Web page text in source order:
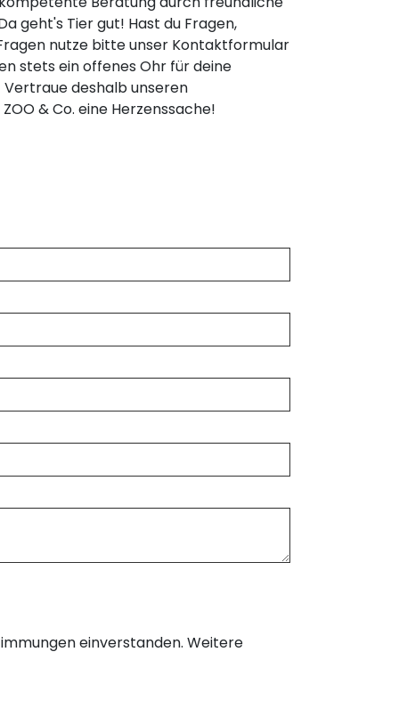
geht's Tier gut! Hast du Fragen,
nutze bitte unser Kontaktformular
stets ein offenes Ohr für deine
Vertraue deshalb unseren
& Co. eine Herzenssache!
einverstanden. Weitere